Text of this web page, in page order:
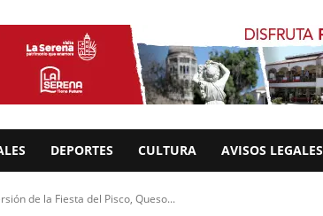
DEPORTES CULTURA AVISOS LEGALES
de la Fiesta del Pisco, Queso...